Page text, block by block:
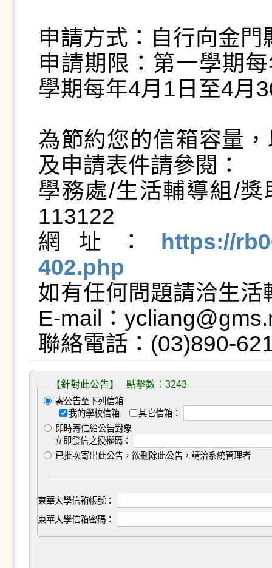
申請方式：自行向金
申請期限：第一學期
學期每年4月1日至4月
為節約您的信箱容量
及申請表件請參閱：
學務處/生活輔導組/
113122
網址：
https://
402.php
如有任何問題請洽生
E-mail：
【針對此公告】 點擊數：3243
寄公告至下列信箱
我的學校信箱
其它信箱：
即時寄信給公告對象
立即發信之授權碼：
已批次寄出此公告，欲刪除此公告，請洽系統管理者
東華大學信箱帳號：
東華大學信箱密碼：